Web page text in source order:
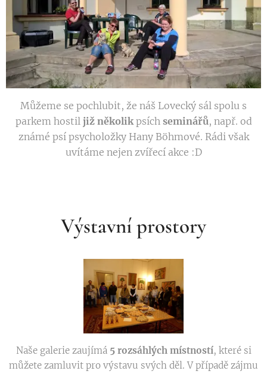
Můžeme se pochlubit, že náš Lovecký sál spolu s
parkem hostil již několikpsích seminářů, např. od
známé psí psycholožky Hany Böhmové. Rádi však
uvítáme nejen zvířecí akce :D
Výstavní prostory
Naše galerie zaujímá 5 rozsáhlých místností, které si
můžete zamluvit pro výstavu svých děl. V případě zájmu